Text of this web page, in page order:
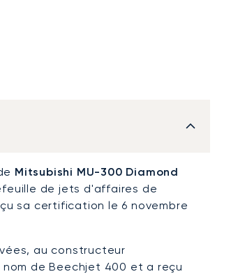
Mitsubishi MU-300 Diamond
de jets d'affaires de
sa certification le 6 novembre
au constructeur
de Beechjet 400 et a reçu